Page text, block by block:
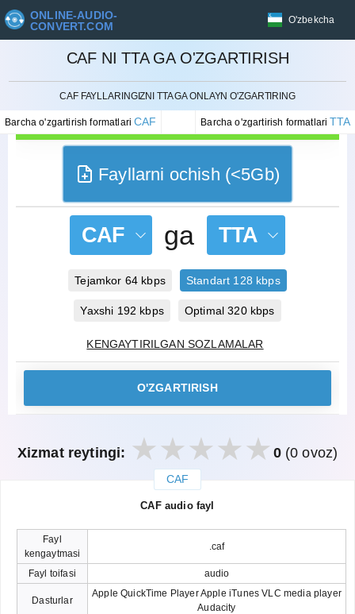
ONLINE-AUDIO-
CONVERT.COM
O'zbekcha
CAF NI TTA GA O'ZGARTIRISH
CAF FAYLLARINGIZNI TTA GA ONLAYN O'ZGARTIRING
Barcha o'zgartirish formatlariCAF Barcha o'zgartirish formatlariTTA
BEKOR QILISH
Fayllarni ochish (<5Gb)
CAF ga TTA
Tejamkor 64 kbps Standart 128 kbps
Yaxshi 192 kbps Optimal 320 kbps
KENGAYTIRILGAN SOZLAMALAR
O'ZGARTIRISH
Xizmat reytingi: 0(0 ovoz)
CAF
CAF audio fayl
Fayl
kengaytmasi
.caf
Fayl toifasi audio
Dasturlar
Apple QuickTime Player Apple iTunes VLC media player
Audacity